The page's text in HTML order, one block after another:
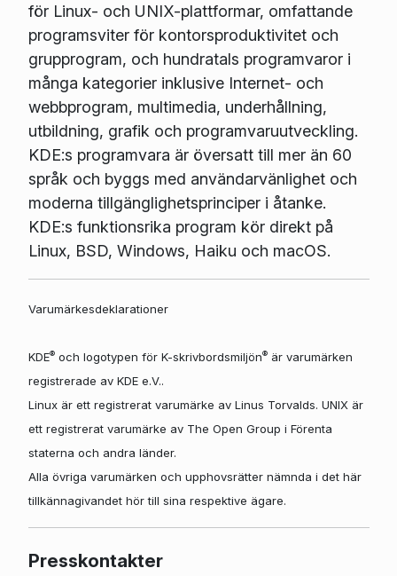
för Linux- och UNIX-plattformar, omfattande
programsviter för kontorsproduktivitet och
grupprogram, och hundratals programvaror i
många kategorier inklusive Internet- och
webbprogram, multimedia, underhållning,
utbildning, grafik och programvaruutveckling.
KDE:s programvara är översatt till mer än 60
språk och byggs med användarvänlighet och
moderna tillgänglighetsprinciper i åtanke.
KDE:s funktionsrika program kör direkt på
Linux, BSD, Windows, Haiku och macOS.
Varumärkesdeklarationer
KDE®och logotypen för K-skrivbordsmiljön®är varumärken
registrerade av KDE e.V..
Linux är ett registrerat varumärke av Linus Torvalds. UNIX är
ett registrerat varumärke av The Open Group i Förenta
staterna och andra länder.
Alla övriga varumärken och upphovsrätter nämnda i det här
tillkännagivandet hör till sina respektive ägare.
Presskontakter